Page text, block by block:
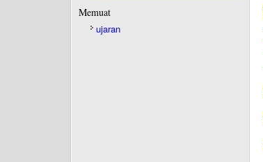
Memuat
ujaran